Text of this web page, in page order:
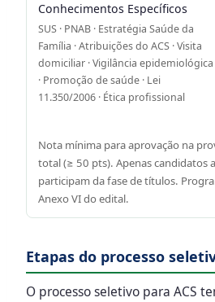
Conhecimentos Específicos
SUS · PNAB · Estratégia Saúde da
Família · Atribuições do ACS · Visita
domiciliar · Vigilância epidemiológica
· Promoção de saúde · Lei
11.350/2006 · Ética profissional
Nota mínima para aprovação na
total (≥ 50 pts). Apenas candidatos
participam da fase de títulos.
Anexo VI do edital.
Etapas do processo
O processo seletivo para ACS